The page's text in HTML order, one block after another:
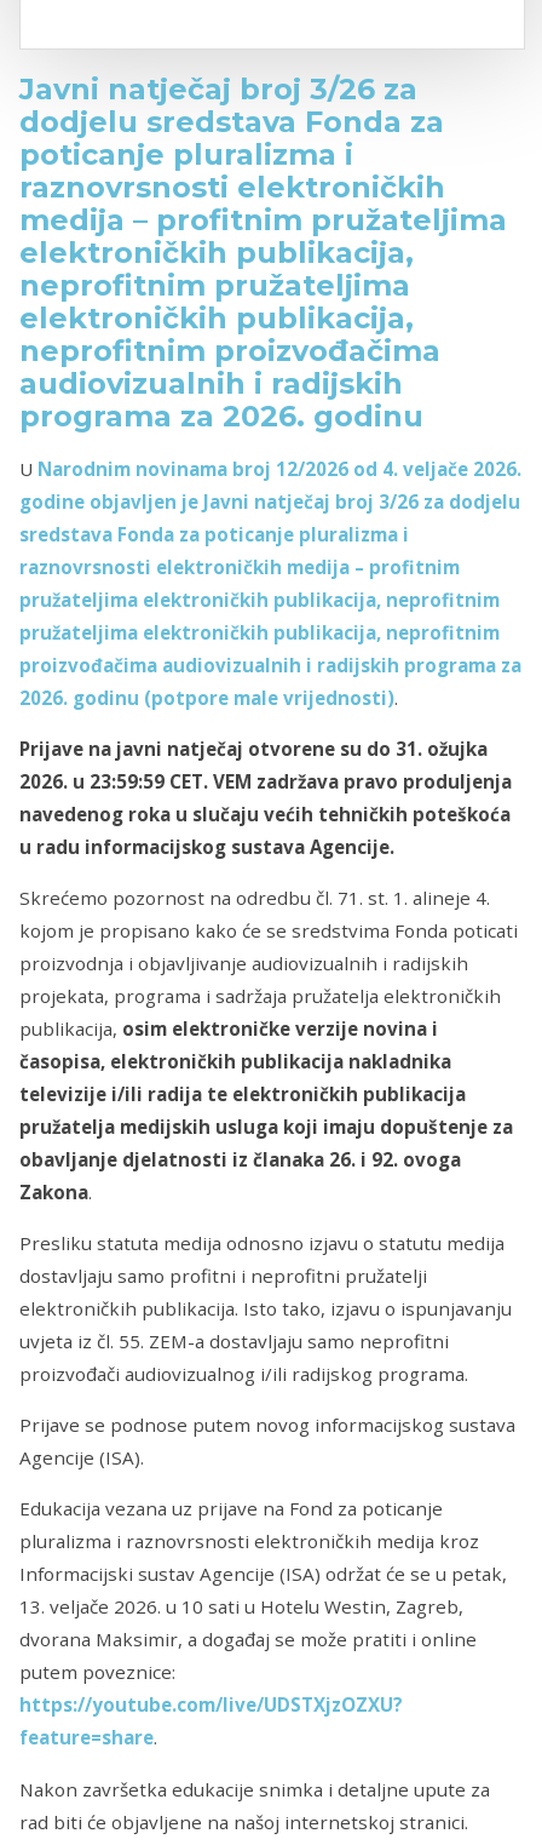
Javni natječaj broj 3/26 za
dodjelu sredstava Fonda za
poticanje pluralizma i
raznovrsnosti elektroničkih
medija – profitnim pružateljima
elektroničkih publikacija,
neprofitnim pružateljima
elektroničkih publikacija,
neprofitnim proizvođačima
audiovizualnih i radijskih
programa za 2026. godinu
U Narodnim novinama broj 12/2026 od 4. veljače 2026.
godine objavljen je Javni natječaj broj 3/26 za dodjelu
sredstava Fonda za poticanje pluralizma i
raznovrsnosti elektroničkih medija – profitnim
pružateljima elektroničkih publikacija, neprofitnim
pružateljima elektroničkih publikacija, neprofitnim
proizvođačima audiovizualnih i radijskih programa za
2026. godinu (potpore male vrijednosti).
Prijave na javni natječaj otvorene su do 31. ožujka
2026. u 23:59:59 CET. VEM zadržava pravo produljenja
navedenog roka u slučaju većih tehničkih poteškoća
u radu informacijskog sustava Agencije.
Skrećemo pozornost na odredbu čl. 71. st. 1. alineje 4.
kojom je propisano kako će se sredstvima Fonda poticati
proizvodnja i objavljivanje audiovizualnih i radijskih
projekata, programa i sadržaja pružatelja elektroničkih
publikacija, osim elektroničke verzije novina i
časopisa, elektroničkih publikacija nakladnika
televizije i/ili radija te elektroničkih publikacija
pružatelja medijskih usluga koji imaju dopuštenje za
obavljanje djelatnosti iz članaka 26. i 92. ovoga
Zakona.
Presliku statuta medija odnosno izjavu o statutu medija
dostavljaju samo profitni i neprofitni pružatelji
elektroničkih publikacija. Isto tako, izjavu o ispunjavanju
uvjeta iz čl. 55. ZEM-a dostavljaju samo neprofitni
proizvođači audiovizualnog i/ili radijskog programa.
Prijave se podnose putem novog informacijskog sustava
Agencije (ISA).
Edukacija vezana uz prijave na Fond za poticanje
pluralizma i raznovrsnosti elektroničkih medija kroz
Informacijski sustav Agencije (ISA) održat će se u petak,
13. veljače 2026. u 10 sati u Hotelu Westin, Zagreb,
dvorana Maksimir, a događaj se može pratiti i online
putem poveznice:
https://youtube.com/live/UDSTXjzOZXU?
feature=share.
Nakon završetka edukacije snimka i detaljne upute za
rad biti će objavljene na našoj internetskoj stranici.